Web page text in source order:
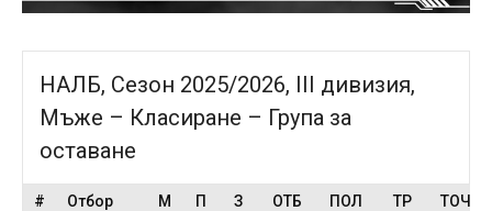
НАЛБ, Сезон 2025/2026, III дивизия,
Мъже – Класиране – Група за
оставане
# Отбор М П З ОТБ ПОЛ ТР ТОЧ